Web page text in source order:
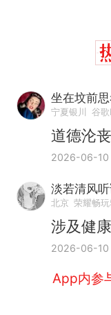
坐在坟前
宁夏银川 谷歌
道德沦丧
2026-06-10
淡若清风
北京 荣耀畅
涉及健
2026-06-10
App内参